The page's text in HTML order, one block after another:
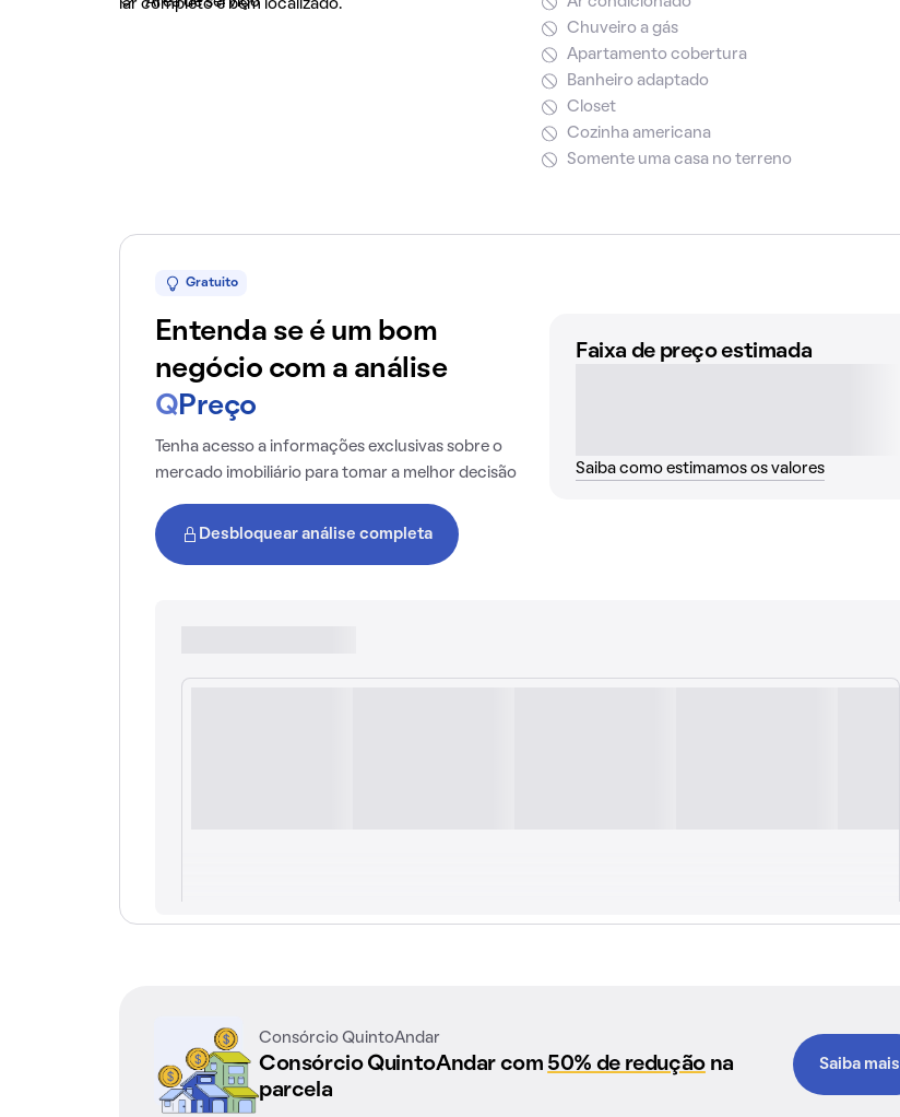
lar completo e bem localizado.
Chuveiro a gás
Apartamento cobertura
Banheiro adaptado
Closet
Cozinha americana
Somente uma casa no terreno
Gratuito
Entenda se é um bom
negócio com a análise
Q Preço
Tenha acesso a informações exclusivas sobre o
mercado imobiliário para tomar a melhor decisão
Desbloquear análise completa
Faixa de preço estimada
Saiba como estimamos os valores
Consórcio QuintoAndar
Consórcio QuintoAndar com 50% de reduçãona
parcela
Saiba mais